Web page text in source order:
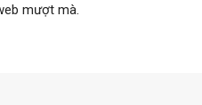
mượt mà.